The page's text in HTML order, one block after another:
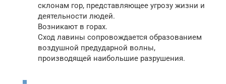
склонам гор, представляющее угрозу жизни и
деятельности людей.
Возникают в горах.
Сход лавины сопровождается образованием
воздушной предударной волны,
производящей наибольшие разрушения.